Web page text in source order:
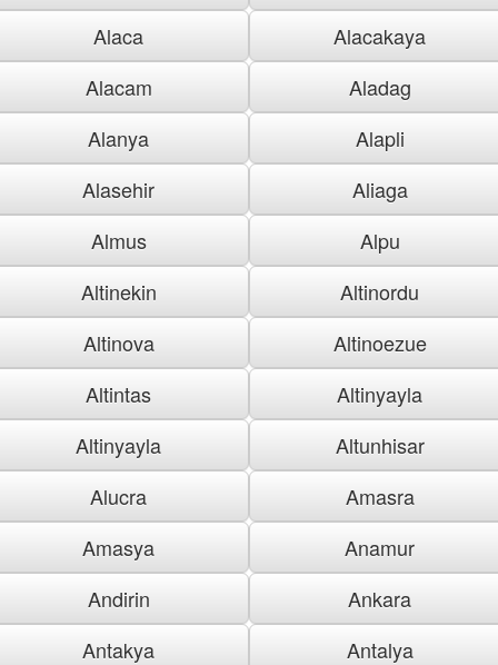
Alaca
Alacakaya
Alacam
Aladag
Alanya
Alapli
Alasehir
Aliaga
Almus
Alpu
Altinekin
Altinordu
Altinova
Altinoezue
Altintas
Altinyayla
Altinyayla
Altunhisar
Alucra
Amasra
Amasya
Anamur
Andirin
Ankara
Antakya
Antalya